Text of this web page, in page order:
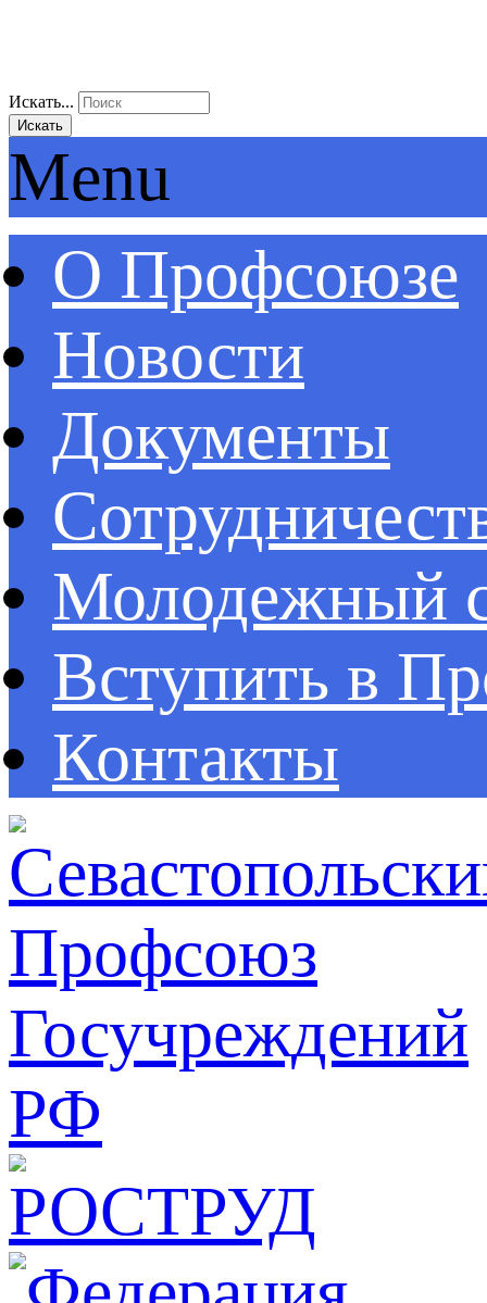
Искать...
Искать
Menu
О Профсоюзе
Новости
Документы
Молодежный
Вступить в
Контакты